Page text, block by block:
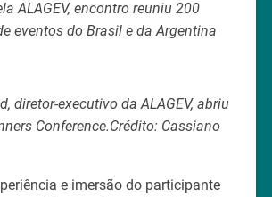
ALAGEV, encontro reuniu 200
eventos do Brasil e da Argentina
diretor-executivo da ALAGEV, abriu
Conference.Crédito: Cassiano
e imersão do participante